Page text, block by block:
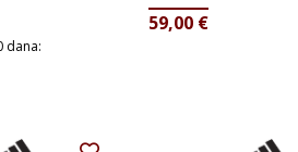
dana:
59,00 €